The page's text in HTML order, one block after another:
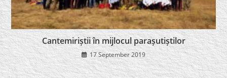
Cantemiriștii în mijlocul parașutiștilor
17 September 2019